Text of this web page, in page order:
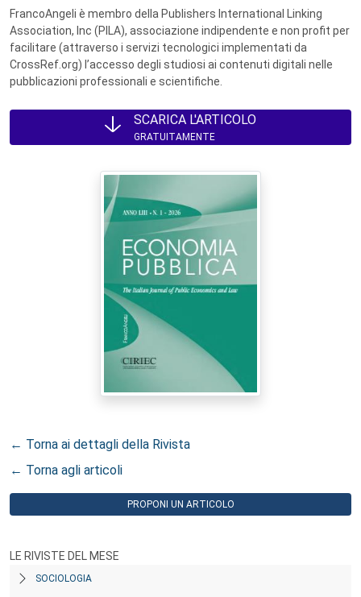
FrancoAngeli è membro della Publishers International Linking
Association, Inc (PILA), associazione indipendente e non profit per
facilitare (attraverso i servizi tecnologici implementati da
CrossRef.org) l’accesso degli studiosi ai contenuti digitali nelle
pubblicazioni professionali e scientifiche.
SCARICA L'ARTICOLO
GRATUITAMENTE
← Torna ai dettagli della Rivista
← Torna agli articoli
PROPONI UN ARTICOLO
LE RIVISTE DEL MESE
SOCIOLOGIA